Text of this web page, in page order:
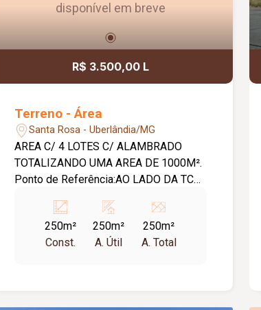
disponível em breve
R$ 3.500,00 L
Terreno - Área
Santa Rosa - Uberlândia/MG
AREA C/ 4 LOTES C/ ALAMBRADO
TOTALIZANDO UMA AREA DE 1000M².
Ponto de Referência:AO LADO DA TC
250m²
Const.
250m²
A. Útil
250m²
A. Total